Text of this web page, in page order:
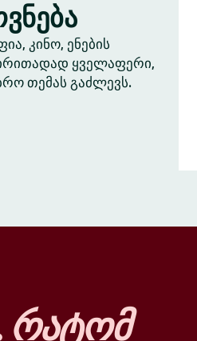
კინო, ენების
ყველაფერი,
თემას გაძლევს.
რატომ